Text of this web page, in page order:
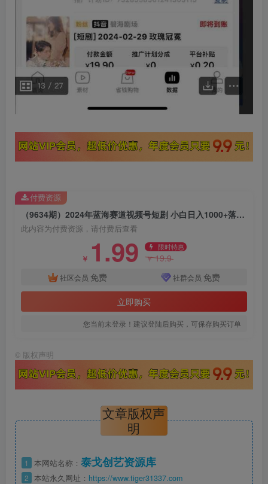
（9634期）2024年蓝海赛道视频号短剧 小白日入1000+落地实操教程
此内容为付费资源，请付费后查看
￥ 1.99 限时特惠
￥19.9
社区会员 免费 社群会员 免费
立即购买
您当前未登录！建议登陆后购买，可保存购买订单
付费资源
© 版权声明
文章版权声
明
1 本网站名称： 泰戈创艺资源库
2 本站永久网址： https://www.tiger31337.com